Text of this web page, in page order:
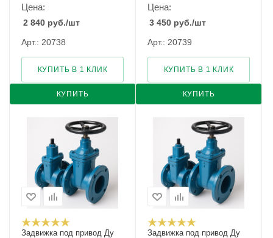
Цена:
2 840 руб./шт
Арт.: 20738
КУПИТЬ
КУПИТЬ В 1 КЛИК
Цена:
3 450 руб./шт
Арт.: 20739
КУПИТЬ
КУПИТЬ В 1 КЛИК
Задвижка под привод Ду
Задвижка под привод Ду